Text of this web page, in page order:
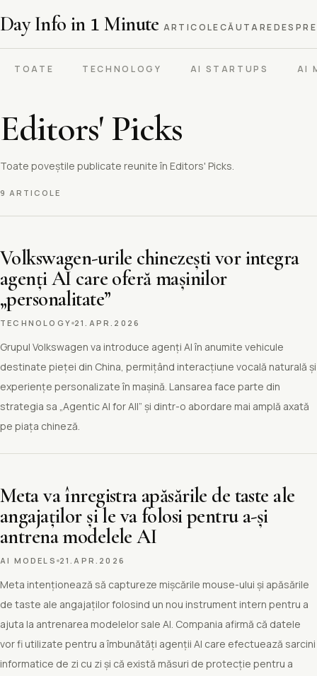
Day Info in 1 Minute ARTICOLECĂUTAREDESPRE
TOATE TECHNOLOGY AI STARTUPS AI
Editors' Picks
Toate poveștile publicate reunite în Editors' Picks.
9 ARTICOLE
Volkswagen-urile chinezești vor integra
agenți AI care oferă mașinilor
„personalitate”
TECHNOLOGY 21.APR.2026
Grupul Volkswagen va introduce agenți AI în anumite vehicule
destinate pieței din China, permițând interacțiune vocală naturală și
experiențe personalizate în mașină. Lansarea face parte din
strategia sa „Agentic AI for All” și dintr-o abordare mai amplă axată
pe piața chineză.
Meta va înregistra apăsările de taste ale
angajaților și le va folosi pentru a-și
antrena modelele AI
AI MODELS 21.APR.2026
Meta intenționează să captureze mișcările mouse-ului și apăsările
de taste ale angajaților folosind un nou instrument intern pentru a
ajuta la antrenarea modelelor sale AI. Compania afirmă că datele
vor fi utilizate pentru a îmbunătăți agenții AI care efectuează sarcini
informatice de zi cu zi și că există măsuri de protecție pentru a